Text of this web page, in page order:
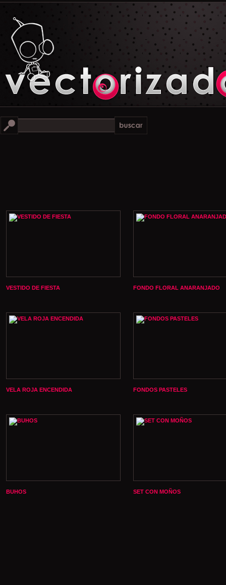
VESTIDO DE FIESTA FONDO FLORAL ANARANJADO
VELA ROJA ENCENDIDA FONDOS PASTELES
BUHOS SET CON MOÑOS